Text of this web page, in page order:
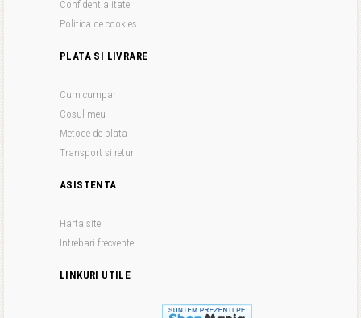
Confidentialitate
Politica de cookies
PLATA SI LIVRARE
Cum cumpar
Cosul meu
Metode de plata
Transport si retur
ASISTENTA
Harta site
Intrebari frecvente
LINKURI UTILE